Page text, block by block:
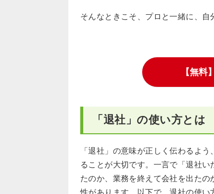
そんなときこそ、プロと一緒に、
【無料
「退社」の使い方とは
「退社」の意味が正しく伝わるよ
ることが大切です。一言で「退社
たのか、業務を終えて会社を出た